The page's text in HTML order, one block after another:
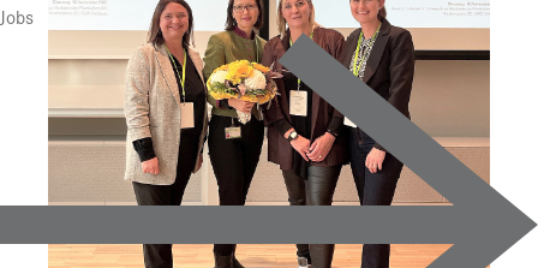
Jobs Presse
Downloads
Pressebilder
YOUNG.HOPE
Pressekontakt